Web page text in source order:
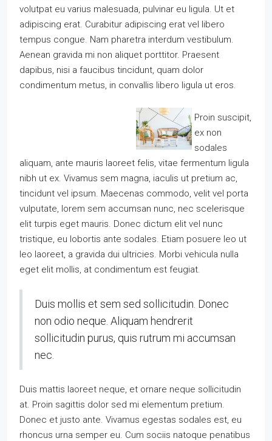
volutpat eu varius malesuada, pulvinar eu ligula. Ut et
adipiscing erat. Curabitur adipiscing erat vel libero
tempus congue. Nam pharetra interdum vestibulum.
Aenean gravida mi non aliquet porttitor. Praesent
dapibus, nisi a faucibus tincidunt, quam dolor
condimentum metus, in convallis libero ligula ut eros.
Proin suscipit,
ex non
sodales
aliquam, ante mauris laoreet felis, vitae fermentum ligula
nibh ut ex. Vivamus sem magna, iaculis ut pretium ac,
tincidunt vel ipsum. Maecenas commodo, velit vel porta
vulputate, lorem sem accumsan nunc, nec scelerisque
elit turpis eget mauris. Donec dictum elit vel nunc
tristique, eu lobortis ante sodales. Etiam posuere leo ut
leo laoreet, a gravida dui ultricies. Morbi vehicula nulla
eget elit mollis, at condimentum est feugiat.
Duis mollis et sem sed sollicitudin. Donec
non odio neque. Aliquam hendrerit
sollicitudin purus, quis rutrum mi accumsan
nec.
Duis mattis laoreet neque, et ornare neque sollicitudin
at. Proin sagittis dolor sed mi elementum pretium.
Donec et justo ante. Vivamus egestas sodales est, eu
rhoncus urna semper eu. Cum sociis natoque penatibus